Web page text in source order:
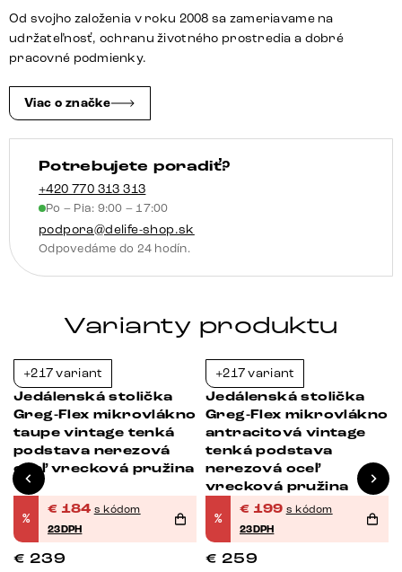
béžová
vintage
jedálenská
plochá
grafitová
vrecková
pružina
Od svojho založenia v roku 2008 sa zameriavame na
udržateľnosť, ochranu životného prostredia a dobré
pracovné podmienky.
Viac o značke
Potrebujete poradiť?
+420 770 313 313
Po – Pia: 9:00 – 17:00
podpora@delife-shop.sk
Odpovedáme do 24 hodín.
Varianty produktu
+217 variant
Jedálenská stolička
Greg-Flex mikrovlákno
taupe vintage tenká
podstava nerezová
oceľ vrecková pružina
%
€ 184 s kódom
23DPH
€ 239
+217 variant
Jedálenská stolička
Greg-Flex mikrovlákno
antracitová vintage
tenká podstava
nerezová oceľ
vrecková pružina
%
€ 199 s kódom
23DPH
€ 259